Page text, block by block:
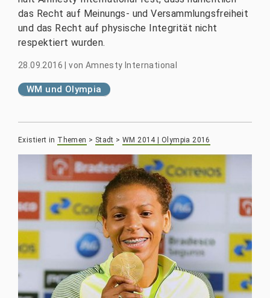
das Recht auf Meinungs- und Versammlungsfreiheit
und das Recht auf physische Integrität nicht
respektiert wurden.
28.09.2016 |von Amnesty International
WM und Olympia
Existiert in Themen > Stadt >WM 2014 | Olympia 2016